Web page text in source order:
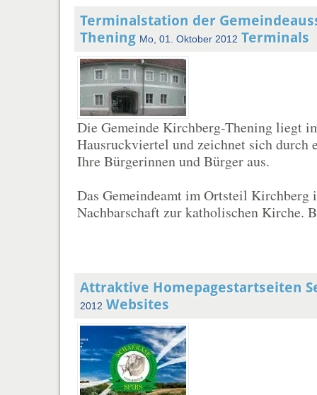
Terminalstation der
Thening Mo, 01. Oktober 2012 Terminals
Die Gemeinde Kirchberg-Thening liegt
Hausruckviertel und zeichnet sich durch
Ihre Bürgerinnen und Bürger aus.
Das Gemeindeamt im Ortsteil
Nachbarschaft zur katholischen Kirche.
Attraktive Homepagestartseiten
2012 Websites